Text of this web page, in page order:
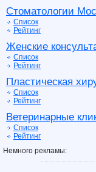
Стоматологии
Список
Рейтинг
Женские
Список
Рейтинг
Пластическая
Список
Рейтинг
Ветеринарные
Список
Рейтинг
Немного рекламы: